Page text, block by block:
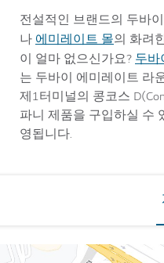
전설적인 브랜드의 두바
나에미레이트 몰의 화려
이 얼마 없으신가요?두바
는 두바이 에미레이트 라
제1터미널의 콩코스
파니 제품을 구입하실 수
영됩니다.